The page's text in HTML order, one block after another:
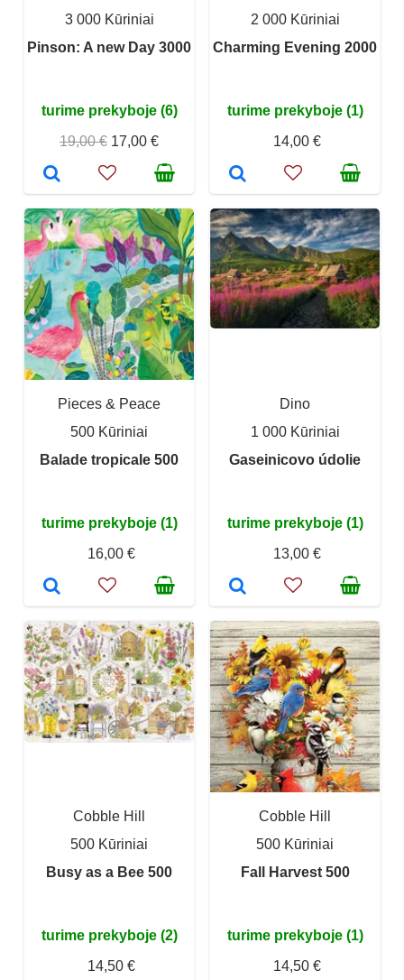
3 000 Kūriniai
Pinson: A new Day 3000
turime prekyboje (6)
19,00 € 17,00 €
2 000 Kūriniai
Charming Evening 2000
turime prekyboje (1)
14,00 €
Pieces & Peace
500 Kūriniai
Balade tropicale 500
turime prekyboje (1)
16,00 €
Dino
1 000 Kūriniai
Gaseinicovo údolie
turime prekyboje (1)
13,00 €
Cobble Hill
500 Kūriniai
Busy as a Bee 500
turime prekyboje (2)
14,50 €
Cobble Hill
500 Kūriniai
Fall Harvest 500
turime prekyboje (1)
14,50 €